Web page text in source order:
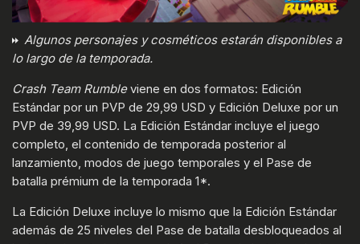
Algunos personajes y cosméticos estarán disponibles a
lo largo de la temporada.
Crash Team Rumbleviene en dos formatos: Edición
Estándar por un PVP de 29,99 USD y Edición Deluxe por un
PVP de 39,99 USD. La Edición Estándar incluye el juego
completo, el contenido de temporada posterior al
lanzamiento, modos de juego temporales y el Pase de
batalla prémium de la temporada 1*.
La Edición Deluxe incluye lo mismo que la Edición Estándar
además de 25 niveles del Pase de batalla desbloqueados al